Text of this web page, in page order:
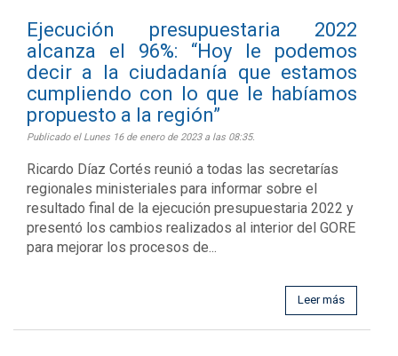
Ejecución presupuestaria 2022
alcanza el 96%: “Hoy le podemos
decir a la ciudadanía que estamos
cumpliendo con lo que le habíamos
propuesto a la región”
Publicado el Lunes 16 de enero de 2023 a las 08:35.
Ricardo Díaz Cortés reunió a todas las secretarías
regionales ministeriales para informar sobre el
resultado final de la ejecución presupuestaria 2022 y
presentó los cambios realizados al interior del GORE
para mejorar los procesos de...
Leer más